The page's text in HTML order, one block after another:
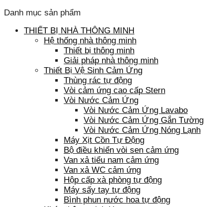
Danh mục sản phẩm
THIẾT BỊ NHÀ THÔNG MINH
Hệ thống nhà thông minh
Thiết bị thông minh
Giải pháp nhà thông minh
Thiết Bị Vệ Sinh Cảm Ứng
Thùng rác tự động
Vòi cảm ứng cao cấp Stern
Vòi Nước Cảm Ứng
Vòi Nước Cảm Ứng Lavabo
Vòi Nước Cảm Ứng Gắn Tường
Vòi Nước Cảm Ứng Nóng Lạnh
Máy Xịt Cồn Tự Động
Bộ điều khiển vòi sen cảm ứng
Van xả tiểu nam cảm ứng
Van xả WC cảm ứng
Hộp cấp xà phòng tự động
Máy sấy tay tự động
Bình phun nước hoa tự động